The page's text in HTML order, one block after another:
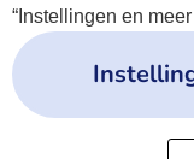
“Instellingen en